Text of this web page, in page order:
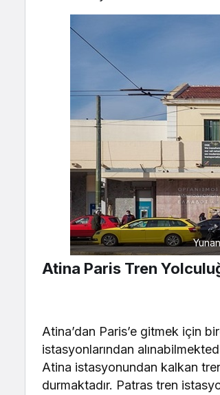
Atina Paris Tren
Atina’dan Paris’e gitmek için
istasyonlarından
Atina istasyonundan kalkan
durmaktadır. Patras tren